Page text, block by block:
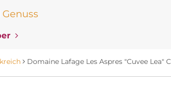
Domaine Lafage Les Aspres "Cuvee Lea"